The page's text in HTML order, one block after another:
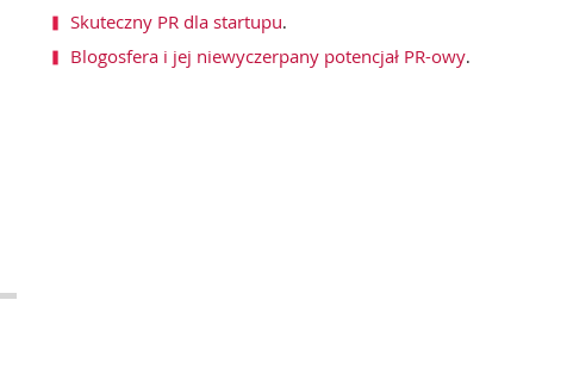
Skuteczny PR dla startupu.
Blogosfera i jej niewyczerpany potencjał PR-owy.